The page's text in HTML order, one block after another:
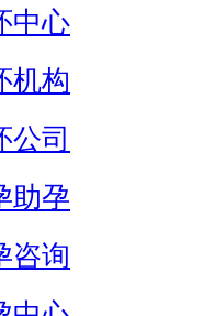
中心
机构
公司
助孕
咨询